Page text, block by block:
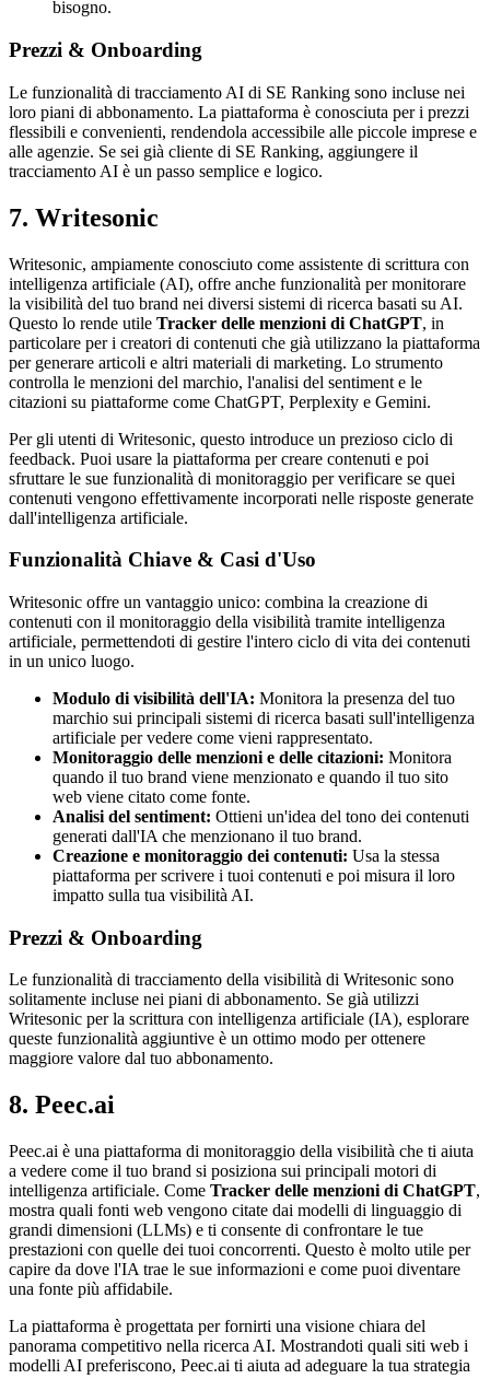
bisogno.
Prezzi & Onboarding
Le funzionalità di tracciamento AI di SE Ranking sono incluse nei
loro piani di abbonamento. La piattaforma è conosciuta per i prezzi
flessibili e convenienti, rendendola accessibile alle piccole imprese e
alle agenzie. Se sei già cliente di SE Ranking, aggiungere il
tracciamento AI è un passo semplice e logico.
7. Writesonic
Writesonic, ampiamente conosciuto come assistente di scrittura con
intelligenza artificiale (AI), offre anche funzionalità per monitorare
la visibilità del tuo brand nei diversi sistemi di ricerca basati su AI.
Questo lo rende utile Tracker delle menzioni di ChatGPT, in
particolare per i creatori di contenuti che già utilizzano la piattaforma
per generare articoli e altri materiali di marketing. Lo strumento
controlla le menzioni del marchio, l'analisi del sentiment e le
citazioni su piattaforme come ChatGPT, Perplexity e Gemini.
Per gli utenti di Writesonic, questo introduce un prezioso ciclo di
feedback. Puoi usare la piattaforma per creare contenuti e poi
sfruttare le sue funzionalità di monitoraggio per verificare se quei
contenuti vengono effettivamente incorporati nelle risposte generate
dall'intelligenza artificiale.
Funzionalità Chiave & Casi d'Uso
Writesonic offre un vantaggio unico: combina la creazione di
contenuti con il monitoraggio della visibilità tramite intelligenza
artificiale, permettendoti di gestire l'intero ciclo di vita dei contenuti
in un unico luogo.
Modulo di visibilità dell'IA: Monitora la presenza del tuo
marchio sui principali sistemi di ricerca basati sull'intelligenza
artificiale per vedere come vieni rappresentato.
Monitoraggio delle menzioni e delle citazioni: Monitora
quando il tuo brand viene menzionato e quando il tuo sito
web viene citato come fonte.
Analisi del sentiment: Ottieni un'idea del tono dei contenuti
generati dall'IA che menzionano il tuo brand.
Creazione e monitoraggio dei contenuti: Usa la stessa
piattaforma per scrivere i tuoi contenuti e poi misura il loro
impatto sulla tua visibilità AI.
Prezzi & Onboarding
Le funzionalità di tracciamento della visibilità di Writesonic sono
solitamente incluse nei piani di abbonamento. Se già utilizzi
Writesonic per la scrittura con intelligenza artificiale (IA), esplorare
queste funzionalità aggiuntive è un ottimo modo per ottenere
maggiore valore dal tuo abbonamento.
8. Peec.ai
Peec.ai è una piattaforma di monitoraggio della visibilità che ti aiuta
a vedere come il tuo brand si posiziona sui principali motori di
intelligenza artificiale. Come Tracker delle menzioni di ChatGPT,
mostra quali fonti web vengono citate dai modelli di linguaggio di
grandi dimensioni (LLMs) e ti consente di confrontare le tue
prestazioni con quelle dei tuoi concorrenti. Questo è molto utile per
capire da dove l'IA trae le sue informazioni e come puoi diventare
una fonte più affidabile.
La piattaforma è progettata per fornirti una visione chiara del
panorama competitivo nella ricerca AI. Mostrandoti quali siti web i
modelli AI preferiscono, Peec.ai ti aiuta ad adeguare la tua strategia